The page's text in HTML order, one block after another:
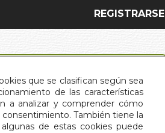
que se clasifican según sea
de las características
a analizar y comprender cómo
También tiene la
de estas cookies puede
REGISTRARSE
CONTACTO